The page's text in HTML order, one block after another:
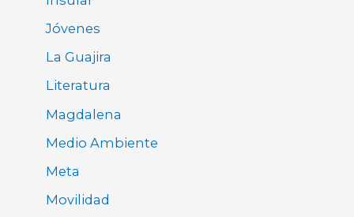
Jóvenes
La Guajira
Literatura
Magdalena
Medio Ambiente
Meta
Movilidad